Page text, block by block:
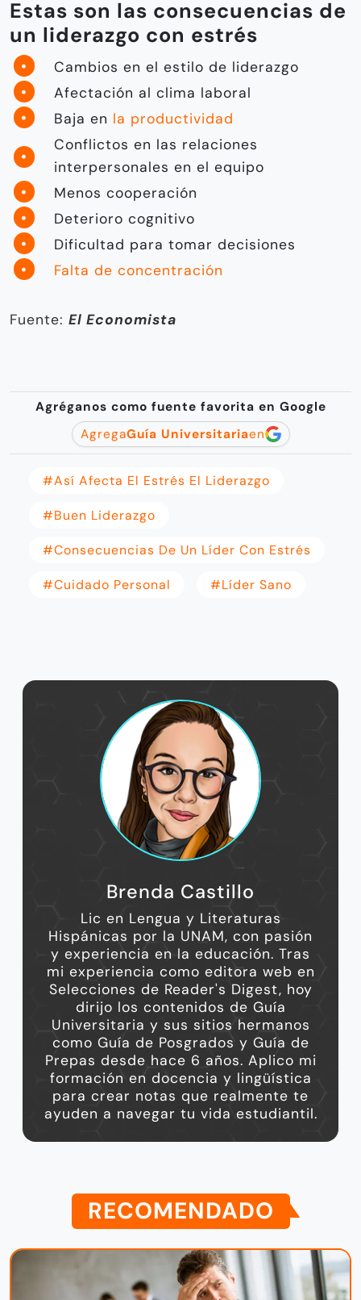
Estas son las consecuencias de
un liderazgo con estrés
Cambios en el estilo de liderazgo
Afectación al clima laboral
Baja en la productividad
Conflictos en las relaciones
interpersonales en el equipo
Menos cooperación
Deterioro cognitivo
Dificultad para tomar decisiones
Falta de concentración
Fuente: El Economista
Agréganos como fuente favorita en Google
AgregaGuía Universitariaen
#Así Afecta El Estrés El Liderazgo
#buen Liderazgo
#consecuencias De Un Líder Con Estrés
#cuidado Personal #líder Sano
Brenda Castillo
Lic en Lengua y Literaturas
Hispánicas por la UNAM, con pasión
y experiencia en la educación. Tras
mi experiencia como editora web en
Selecciones de Reader's Digest, hoy
dirijo los contenidos de Guía
Universitaria y sus sitios hermanos
como Guía de Posgrados y Guía de
Prepas desde hace 6 años. Aplico mi
formación en docencia y lingüística
para crear notas que realmente te
ayuden a navegar tu vida estudiantil.
RECOMENDADO